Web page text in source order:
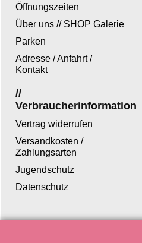
Öffnungszeiten
Über uns // SHOP Galerie
Parken
Adresse / Anfahrt /
Kontakt
//
Verbraucherinformation
Vertrag widerrufen
Versandkosten /
Zahlungsarten
Jugendschutz
Datenschutz